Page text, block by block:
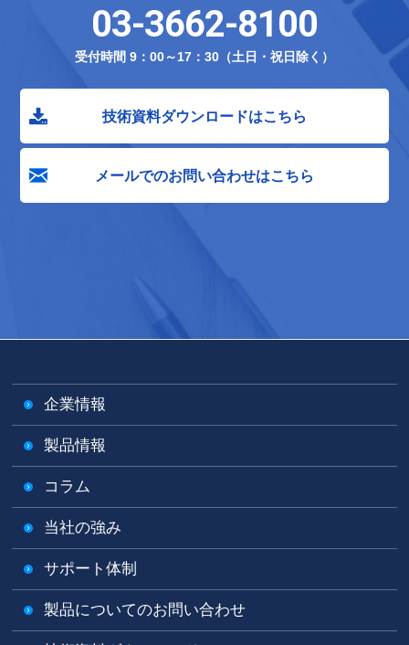
03-3662-8100
受付時間 9：00～17：30（土日・祝日除く）
技術資料ダウンロードはこちら
メールでのお問い合わせはこちら
企業情報
製品情報
コラム
当社の強み
サポート体制
製品についてのお問い合わせ